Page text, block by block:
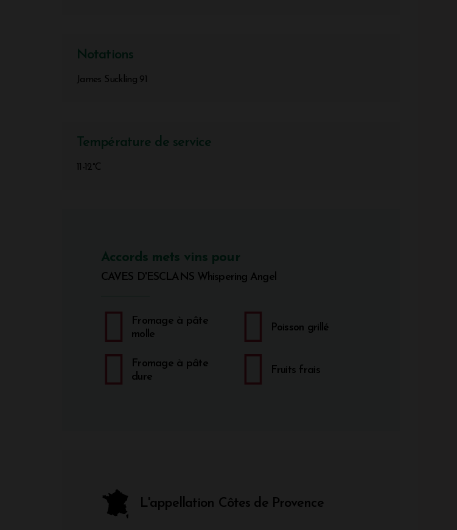
Notations
James Suckling 91
Température de service
11-12°C
Accords mets vins pour
CAVES D'ESCLANS Whispering Angel
Fromage à pâte
molle
Poisson grillé
Fromage à pâte
dure
Fruits frais
L'appellation Côtes de Provence